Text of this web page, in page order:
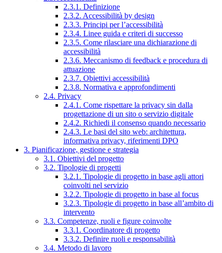
2.3.1. Definizione
2.3.2. Accessibilità by design
2.3.3. Principi per l’accessibilità
2.3.4. Linee guida e criteri di successo
2.3.5. Come rilasciare una dichiarazione di
accessibilità
2.3.6. Meccanismo di feedback e procedura di
attuazione
2.3.7. Obiettivi accessibilità
2.3.8. Normativa e approfondimenti
2.4. Privacy
2.4.1. Come rispettare la privacy sin dalla
progettazione di un sito o servizio digitale
2.4.2. Richiedi il consenso quando necessario
2.4.3. Le basi del sito web: architettura,
informativa privacy, riferimenti DPO
3. Pianificazione, gestione e strategia
3.1. Obiettivi del progetto
3.2. Tipologie di progetti
3.2.1. Tipologie di progetto in base agli attori
coinvolti nel servizio
3.2.2. Tipologie di progetto in base al focus
3.2.3. Tipologie di progetto in base all’ambito di
intervento
3.3. Competenze, ruoli e figure coinvolte
3.3.1. Coordinatore di progetto
3.3.2. Definire ruoli e responsabilità
3.4. Metodo di lavoro